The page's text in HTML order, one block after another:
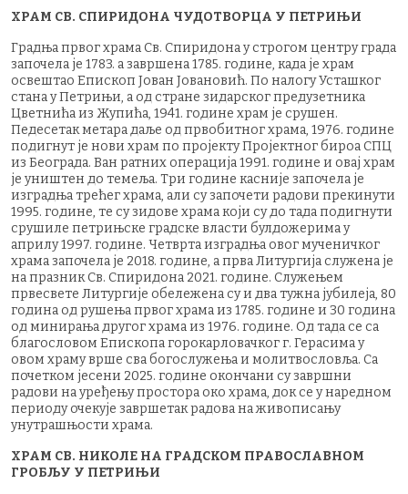
ХРАМ СВ. СПИРИДОНА ЧУДОТВОРЦА У ПЕТРИЊИ
Градња првог храма Св. Спиридона у строгом центру града
започела је 1783. а завршена 1785. године, када је храм
освештао Епископ Јован Јовановић. По налогу Усташког
стана у Петрињи, а од стране зидарског предузетника
Цветнића из Жупића, 1941. године храм је срушен.
Педесетак метара даље од првобитног храма, 1976. године
подигнут је нови храм по пројекту Пројектног бироа СПЦ
из Београда. Ван ратних операција 1991. године и овај храм
је уништен до темеља. Три године касније започела је
изградња трећег храма, али су започети радови прекинути
1995. године, те су зидове храма који су до тада подигнути
срушиле петрињске градске власти булдожерима у
априлу 1997. године. Четврта изградња овог мученичког
храма започела је 2018. године, а прва Литургија служена је
на празник Св. Спиридона 2021. године. Служењем
првесвете Литургије обележена су и два тужна јубилеја, 80
година од рушења првог храма из 1785. године и 30 година
од минирања другог храма из 1976. године. Од тада се са
благословом Епископа горокарловачког г. Герасима у
овом храму врше сва богослужења и молитвословља. Са
почетком јесени 2025. године окончани су завршни
радови на уређењу простора око храма, док се у наредном
периоду очекује завршетак радова на живописању
унутрашњости храма.
ХРАМ СВ. НИКОЛЕ НА ГРАДСКОМ ПРАВОСЛАВНОМ
ГРОБЉУ У ПЕТРИЊИ